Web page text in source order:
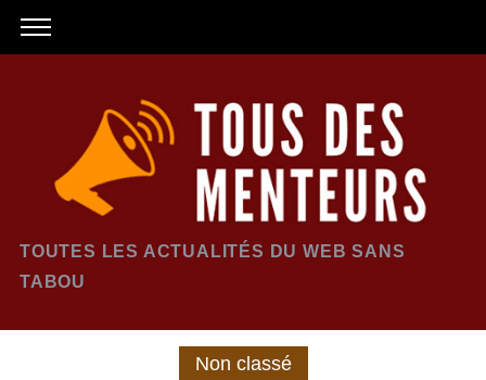
TOUTES LES ACTUALITÉS DU WEB SANS
TABOU
Non classé